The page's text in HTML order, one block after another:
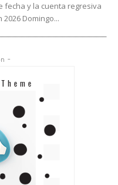
fecha y la cuenta regresiva
Domingo...
-